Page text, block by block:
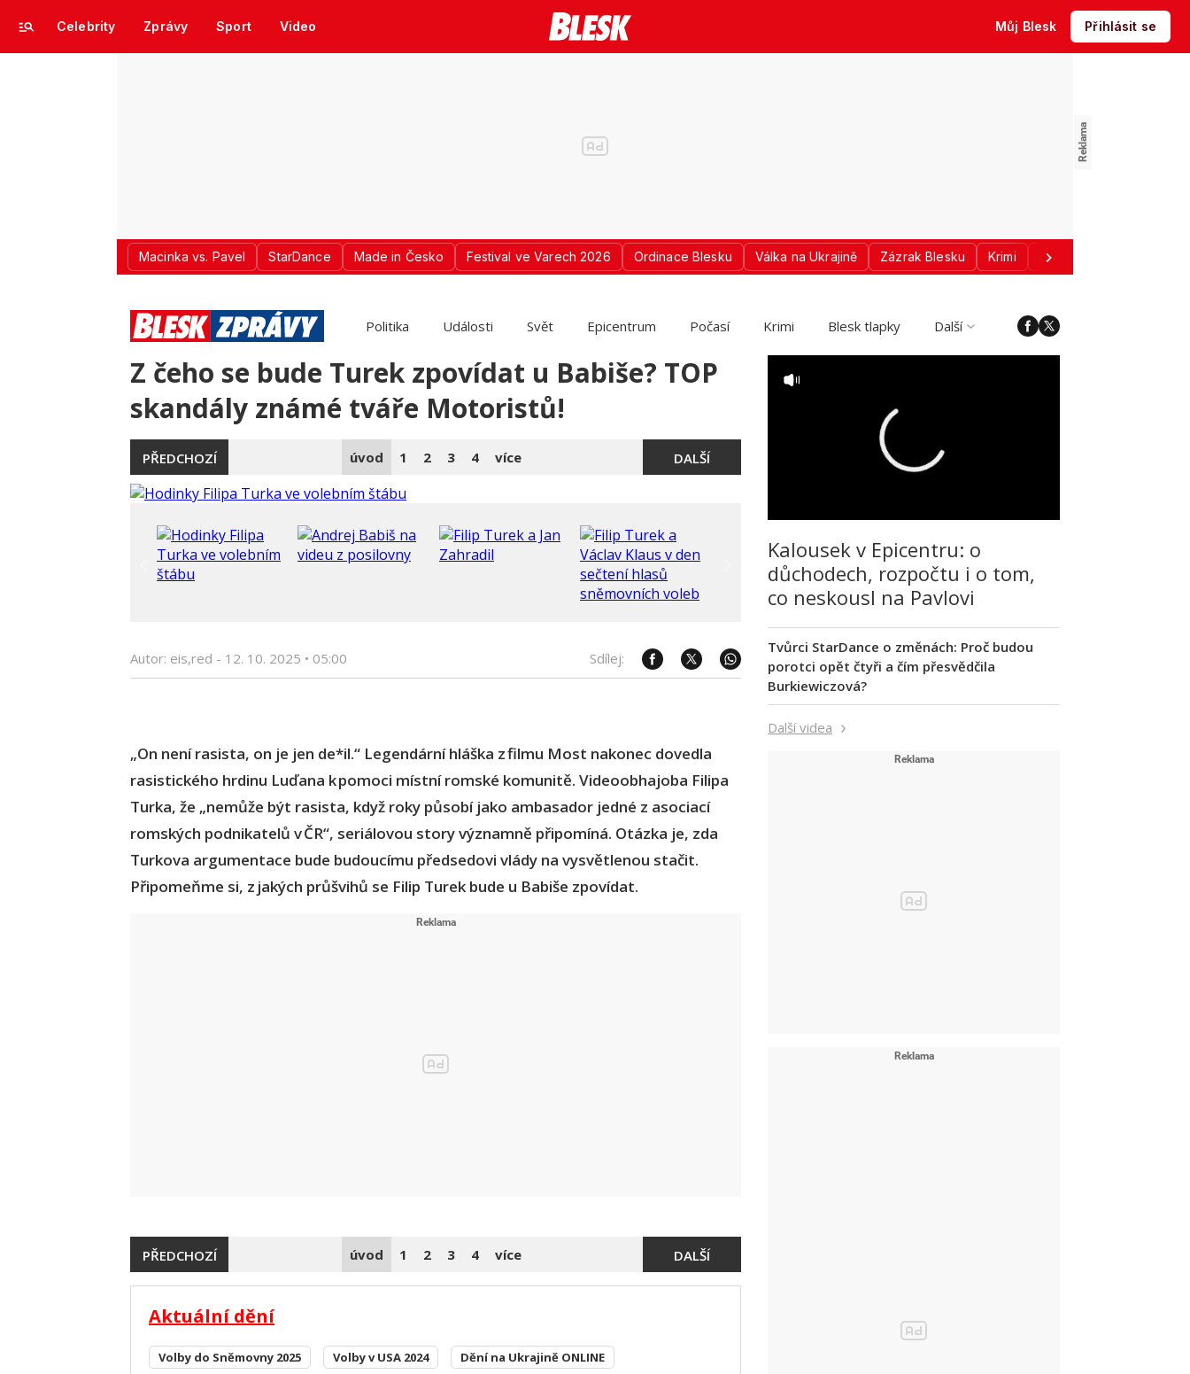
Celebrity Zprávy Sport Video Můj Blesk Přihlásit se
Macinka vs. Pavel StarDance Made in Česko Festival ve Varech 2026 Ordinace Blesku Válka na Ukrajině Zázrak Blesku Krimi Donald Trump
Politika Události Svět Epicentrum Počasí Krimi Blesk tlapky Další
Z čeho se bude Turek zpovídat u Babiše? TOP
skandály známé tváře Motoristů!
PŘEDCHOZÍ úvod 1 2 3 4 více DALŠÍ
Autor: eis,red - 12. 10. 2025 • 05:00 Sdílej:
„On není rasista, on je jen de*il.“ Legendární hláška z filmu Most nakonec dovedla
rasistického hrdinu Luďana k pomoci místní romské komunitě. Videoobhajoba Filipa
Turka, že „nemůže být rasista, když roky působí jako ambasador jedné z asociací
romských podnikatelů v ČR“, seriálovou story významně připomíná. Otázka je, zda
Turkova argumentace bude budoucímu předsedovi vlády na vysvětlenou stačit.
Připomeňme si, z jakých průšvihů se Filip Turek bude u Babiše zpovídat.
PŘEDCHOZÍ úvod 1 2 3 4 více DALŠÍ
Aktuální dění
Volby do Sněmovny 2025 Volby v USA 2024
Dění na Ukrajině ONLINE
Kalousek v Epicentru: o
důchodech, rozpočtu i o tom,
co neskousl na Pavlovi
Tvůrci StarDance o změnách: Proč budou
porotci opět čtyři a čím přesvědčila
Burkiewiczová?
Další videa